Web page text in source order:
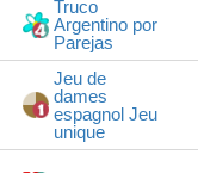
Truco
Argentino por
Parejas
Jeu de
dames
espagnol Jeu
unique